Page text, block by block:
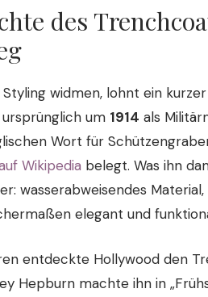
des
widmen, lohnt ein
um 1914 als
Wort für
Wikipedia belegt. Was ihn
wasserabweisendes
elegant und
entdeckte Hollywood den
Hepburn machte ihn in